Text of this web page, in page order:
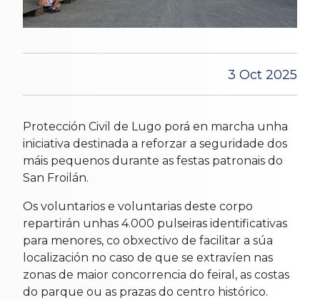
3 Oct 2025
Protección Civil de Lugo porá en marcha unha
iniciativa destinada a reforzar a seguridade dos
máis pequenos durante as festas patronais do
San Froilán.
Os voluntarios e voluntarias deste corpo
repartirán unhas 4.000 pulseiras identificativas
para menores, co obxectivo de facilitar a súa
localización no caso de que se extravíen nas
zonas de maior concorrencia do feiral, as costas
do parque ou as prazas do centro histórico.